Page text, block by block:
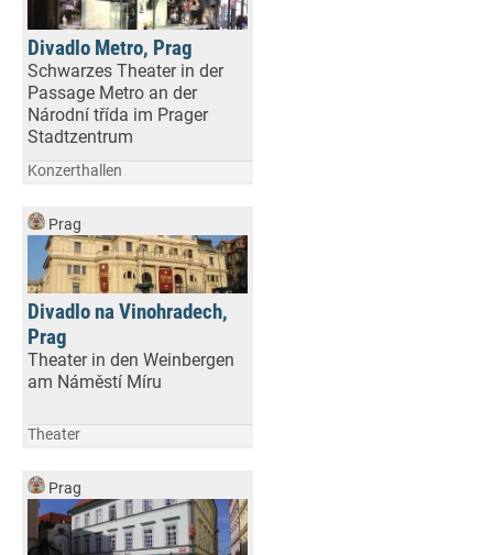
Divadlo Metro, Prag
Schwarzes Theater in der
Passage Metro an der
Národní třída im Prager
Stadtzentrum
Konzerthallen
Prag
Divadlo na Vinohradech,
Prag
Theater in den Weinbergen
am Náměstí Míru
Theater
Prag